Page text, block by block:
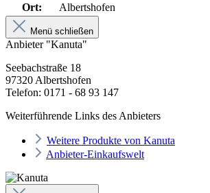
Ort:
Albertshofen
Menü schließen
Anbieter "Kanuta"
Seebachstraße 18
97320 Albertshofen
Telefon: 0171 - 68 93 147
Weiterführende Links des Anbieters
Weitere Produkte von Kanuta
Anbieter-Einkaufswelt